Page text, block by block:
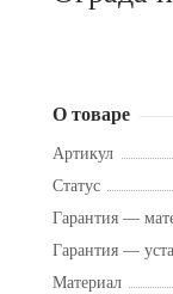
О товаре
Артикул
Статус
Гарантия —
Гарантия —
Материал